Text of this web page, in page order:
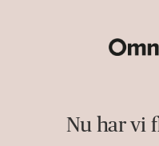
Nu har vi